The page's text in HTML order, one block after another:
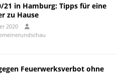
21 in Hamburg: Tipps für eine
zu Hause
2020
Feuerwerksverbot ohne